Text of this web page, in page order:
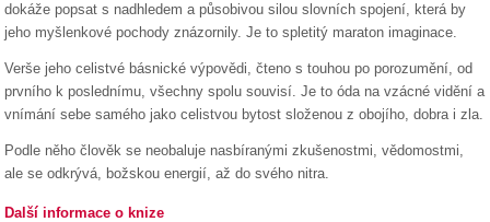
dokáže popsat s nadhledem a působivou silou slovních spojení, která by
jeho myšlenkové pochody znázornily. Je to spletitý maraton imaginace.
Verše jeho celistvé básnické výpovědi, čteno s touhou po porozumění, od
prvního k poslednímu, všechny spolu souvisí. Je to óda na vzácné vidění a
vnímání sebe samého jako celistvou bytost složenou z obojího, dobra i zla.
Podle něho člověk se neobaluje nasbíranými zkušenostmi, vědomostmi,
ale se odkrývá, božskou energií, až do svého nitra.
Další informace o knize